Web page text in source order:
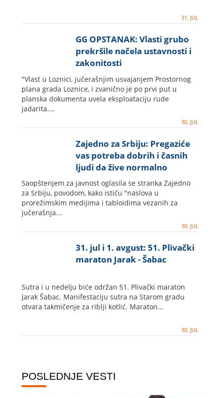
31. JUL
GG OPSTANAK: Vlasti grubo
prekršile načela ustavnosti i
zakonitosti
"Vlast u Loznici, jučerašnjim usvajanjem Prostornog
plana grada Loznice, i zvanično je po prvi put u
planska dokumenta uvela eksploataciju rude
jadarita....
30. JUL
Zajedno za Srbiju: Pregaziće
vas potreba dobrih i časnih
ljudi da žive normalno
Saopštenjem za javnost oglasila se stranka Zajedno
za Srbiju, povodom, kako ističu "naslova u
prorežimskim medijima i tabloidima vezanih za
jučerašnja...
30. JUL
31. jul i 1. avgust: 51. Plivački
maraton Jarak - Šabac
Sutra i u nedelju biće održan 51. Plivački maraton
Jarak Šabac. Manifestaciju sutra na Starom gradu
otvara takmičenje za riblji kotlić. Maraton...
30. JUL
POSLEDNJE VESTI